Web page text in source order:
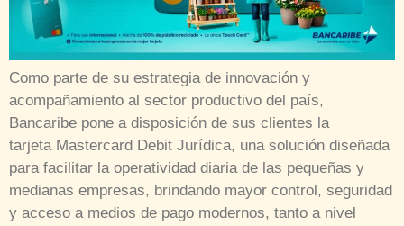
Como parte de su estrategia de innovación y
acompañamiento al sector productivo del país,
Bancaribe pone a disposición de sus clientes la
tarjeta Mastercard Debit Jurídica, una solución diseñada
para facilitar la operatividad diaria de las pequeñas y
medianas empresas, brindando mayor control, seguridad
y acceso a medios de pago modernos, tanto a nivel